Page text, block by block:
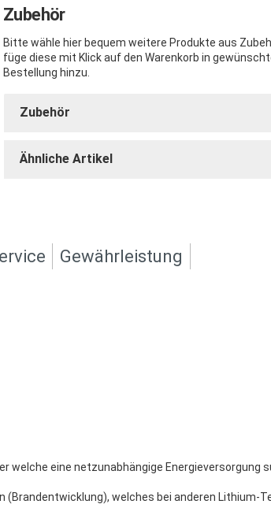
Zubehör
Bitte wähle hier bequem weitere Produkte aus
füge diese mit Klick auf den Warenkorb in
Bestellung hinzu.
Zubehör
Ähnliche Artikel
Gewährleistung
eine netzunabhängige Energieversorgung
welches bei anderen Lithium-